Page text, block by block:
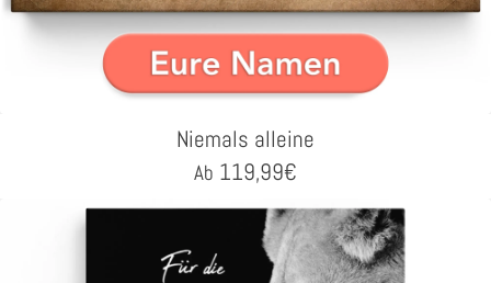
Niemals alleine
Ab 119,99€